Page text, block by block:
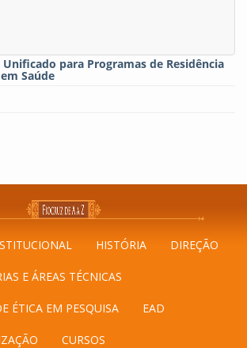
para Programas de Residência
Saúde
HISTÓRIA DIREÇÃO
E ÁREAS TÉCNICAS
ÉTICA EM PESQUISA EAD
CURSOS